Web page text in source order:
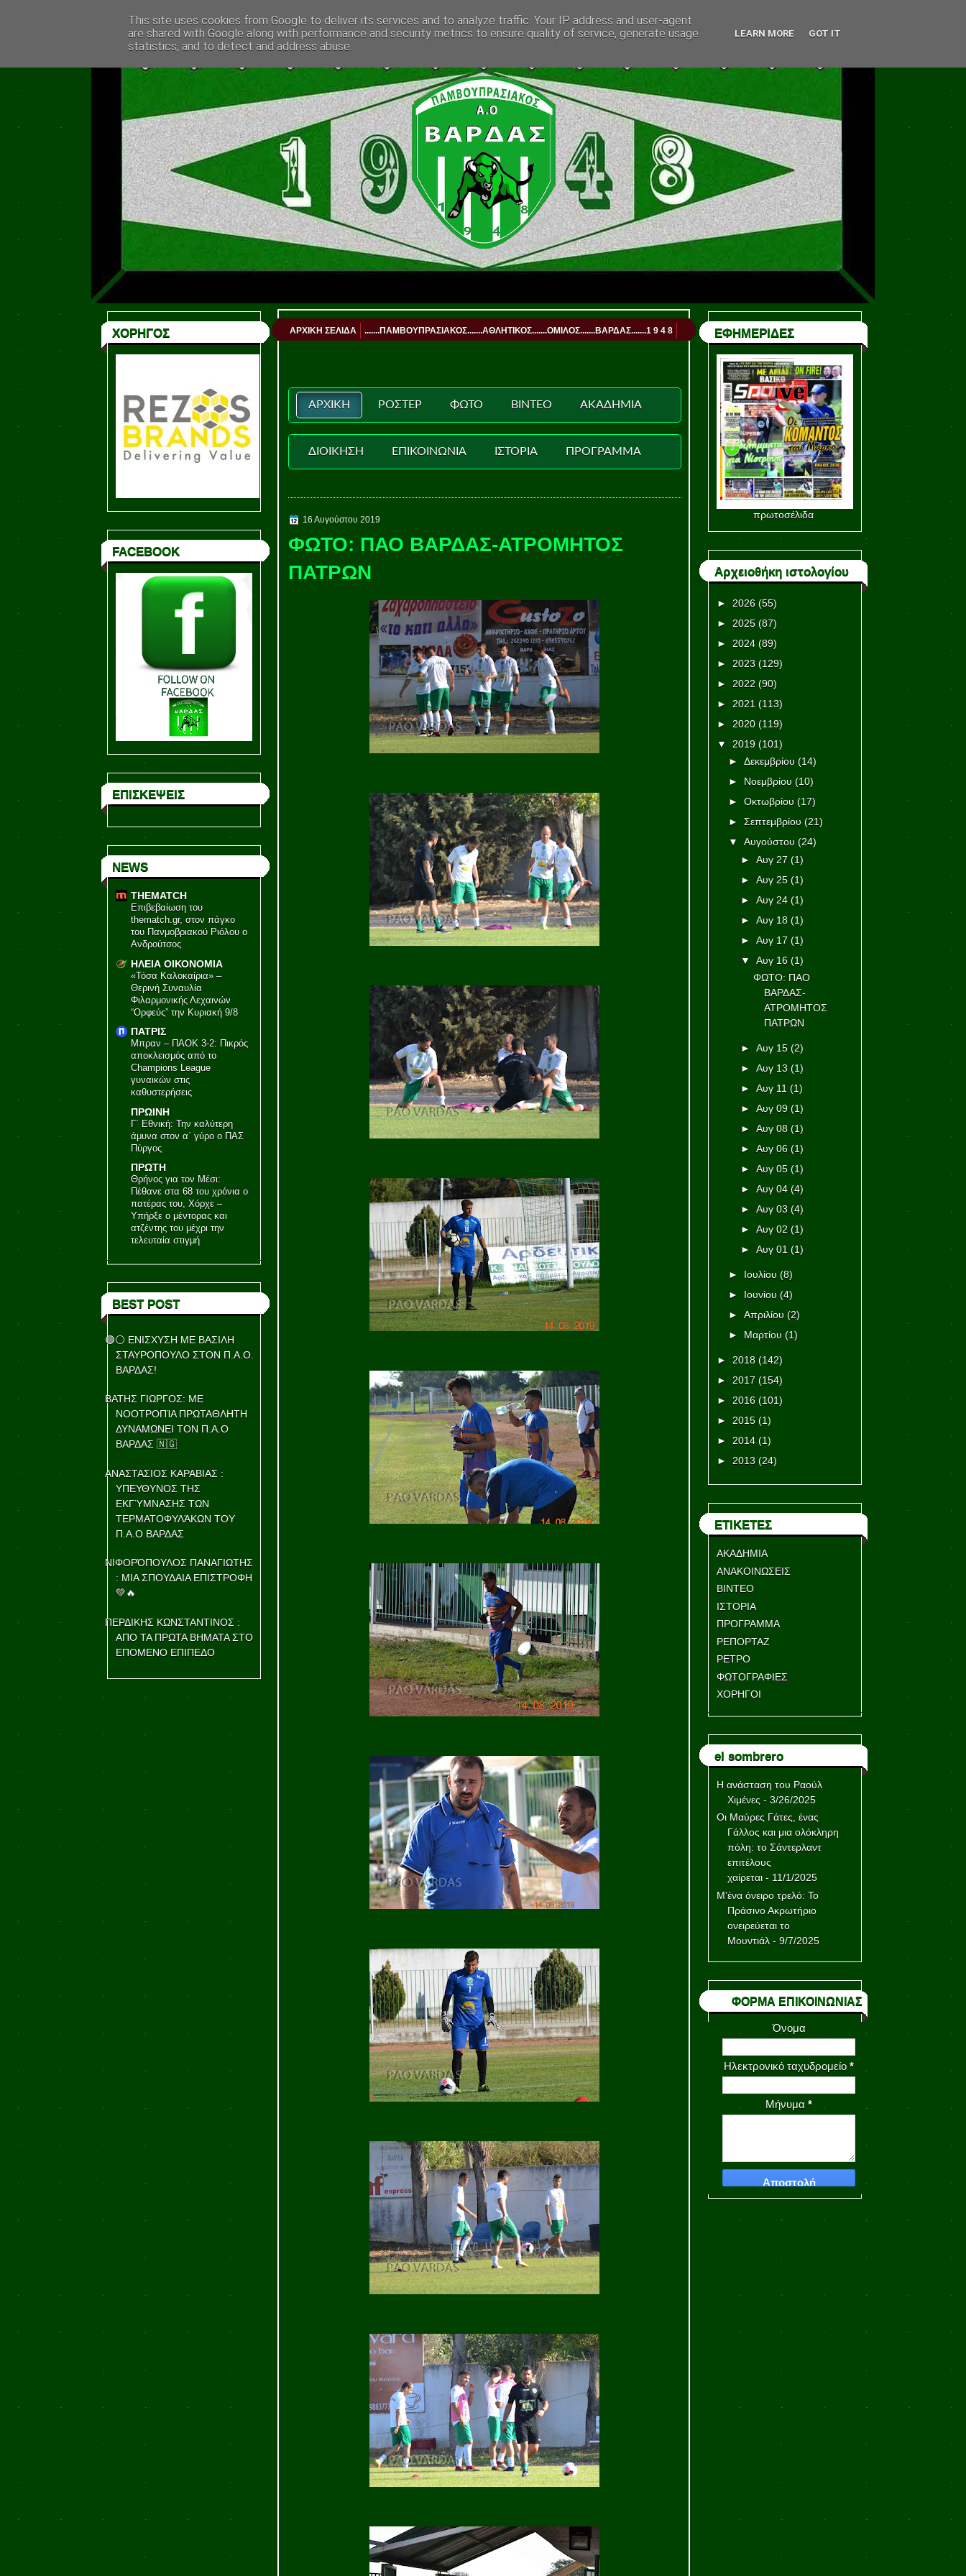
ΧΟΡΗΓΟΣ
FACEBOOK
ΕΠΙΣΚΕΨΕΙΣ
NEWS
THEMATCH
Επιβεβαίωση του
thematch.gr, στον πάγκο
του Πανμοβριακού Ριόλου ο
Ανδρούτσος
ΗΛΕΙΑ ΟΙΚΟΝΟΜΙΑ
«Τόσα Καλοκαίρια» –
Θερινή Συναυλία
Φιλαρμονικής Λεχαινών
“Ορφεύς” την Κυριακή 9/8
ΠΑΤΡΙΣ
Μπραν – ΠΑΟΚ 3-2: Πικρός
αποκλεισμός από το
Champions League
γυναικών στις
καθυστερήσεις
ΠΡΩΙΝΗ
Γ΄ Εθνική: Την καλύτερη
άμυνα στον α΄ γύρο ο ΠΑΣ
Πύργος
ΠΡΩΤΗ
Θρήνος για τον Μέσι:
Πέθανε στα 68 του χρόνια ο
πατέρας του, Χόρχε –
Υπήρξε ο μέντορας και
ατζέντης του μέχρι την
τελευταία στιγμή
BEST POST
🟢⚪ ΕΝΙΣΧΥΣΗ ΜΕ ΒΑΣΙΛΗ
ΣΤΑΥΡΟΠΟΥΛΟ ΣΤΟΝ Π.Α.Ο.
ΒΑΡΔΑΣ!
ΒΑΤΗΣ ΓΙΩΡΓΟΣ: ΜΕ
ΝΟΟΤΡΟΠΊΑ ΠΡΩΤΑΘΛΗΤΗ
ΔΥΝΑΜΩΝΕΙ ΤΟΝ Π.Α.Ο
ΒΑΡΔΑΣ 🇳🇬
ΑΝΑΣΤΑΣΙΟΣ ΚΑΡΑΒΙΑΣ :
ΥΠΕΥΘΥΝΟΣ ΤΗΣ
ΕΚΓΎΜΝΑΣΗΣ ΤΩΝ
ΤΕΡΜΑΤΟΦΥΛΆΚΩΝ ΤΟΥ
Π.Α.Ο ΒΑΡΔΑΣ
ΝΙΦΟΡΌΠΟΥΛΟΣ ΠΑΝΑΓΙΩΤΗΣ
: ΜΙΑ ΣΠΟΥΔΑΙΑ ΕΠΙΣΤΡΟΦΗ
💚🔥
ΠΕΡΔΙΚΗΣ ΚΩΝΣΤΑΝΤΙΝΟΣ :
ΑΠΟ ΤΑ ΠΡΩΤΑ ΒΗΜΑΤΑ ΣΤΟ
ΕΠΟΜΕΝΟ ΕΠΙΠΕΔΟ
ΑΡΧΙΚΗ ΣΕΛΙΔΑ .......ΠΑΜΒΟΥΠΡΑΣΙΑΚΟΣ.......ΑΘΛΗΤΙΚΟΣ.......ΟΜΙΛΟΣ.......ΒΑΡΔΑΣ.......1 9 4 8
ΑΡΧΙΚΗ ΡΟΣΤΕΡ ΦΩΤΟ ΒΙΝΤΕΟ ΑΚΑΔΗΜΙΑ
ΔΙΟΙΚΗΣΗ ΕΠΙΚΟΙΝΩΝΙΑ ΙΣΤΟΡΙΑ ΠΡΟΓΡΑΜΜΑ
16 Αυγούστου 2019
ΦΩΤΟ: ΠΑΟ ΒΑΡΔΑΣ-ΑΤΡΟΜΗΤΟΣ
ΠΑΤΡΩΝ
ΕΦΗΜΕΡΙΔΕΣ
πρωτοσέλιδα
Αρχειοθήκη ιστολογίου
► 2026 (55)
► 2025 (87)
► 2024 (89)
► 2023 (129)
► 2022 (90)
► 2021 (113)
► 2020 (119)
▼
2019 (101)
►Δεκεμβρίου (14)
► Νοεμβρίου (10)
►Οκτωβρίου (17)
►Σεπτεμβρίου (21)
▼
Αυγούστου (24)
►Αυγ 27 (1)
►Αυγ 25 (1)
►Αυγ 24 (1)
►Αυγ 18 (1)
►Αυγ 17 (1)
▼
Αυγ 16 (1)
ΦΩΤΟ: ΠΑΟ
ΒΑΡΔΑΣ-
ΑΤΡΟΜΗΤΟΣ
ΠΑΤΡΩΝ
►Αυγ 15 (2)
►Αυγ 13 (1)
►Αυγ 11 (1)
►Αυγ 09 (1)
►Αυγ 08 (1)
►Αυγ 06 (1)
►Αυγ 05 (1)
►Αυγ 04 (4)
►Αυγ 03 (4)
►Αυγ 02 (1)
►Αυγ 01 (1)
► Ιουλίου (8)
► Ιουνίου (4)
►Απριλίου (2)
► Μαρτίου (1)
► 2018 (142)
► 2017 (154)
► 2016 (101)
► 2015 (1)
► 2014 (1)
► 2013 (24)
ΕΤΙΚΕΤΕΣ
ΑΚΑΔΗΜΙΑ
ΑΝΑΚΟΙΝΩΣΕΙΣ
ΒΙΝΤΕΟ
ΙΣΤΟΡΙΑ
ΠΡΟΓΡΑΜΜΑ
ΡΕΠΟΡΤΑΖ
ΡΕΤΡΟ
ΦΩΤΟΓΡΑΦΙΕΣ
ΧΟΡΗΓΟΙ
el sombrero
Η ανάσταση του Ραούλ
Χιμένες - 3/26/2025
Οι Μαύρες Γάτες, ένας
Γάλλος και μια ολόκληρη
πόλη: το Σάντερλαντ
επιτέλους
χαίρεται- 11/1/2025
Μ’ένα όνειρο τρελό: Το
Πράσινο Ακρωτήριο
ονειρεύεται το
Μουντιάλ- 9/7/2025
ΦΟΡΜΑ ΕΠΙΚΟΙΝΩΝΙΑΣ
Όνομα
Ηλεκτρονικό ταχυδρομείο *
Μήνυμα *
This site uses cookies from Google to deliver its services and to analyze traffic. Your IP address and user-agent
are shared with Google along with performance and security metrics to ensure quality of service, generate usage
statistics, and to detect and address abuse.
LEARN MORE GOT IT